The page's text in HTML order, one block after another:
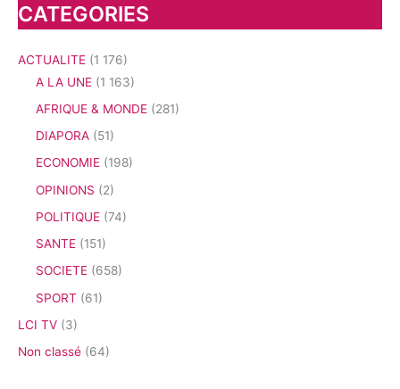
CATEGORIES
ACTUALITE (1 176)
A LA UNE (1 163)
AFRIQUE & MONDE (281)
DIAPORA (51)
ECONOMIE (198)
OPINIONS (2)
POLITIQUE (74)
SANTE (151)
SOCIETE (658)
SPORT (61)
LCI TV (3)
Non classé (64)